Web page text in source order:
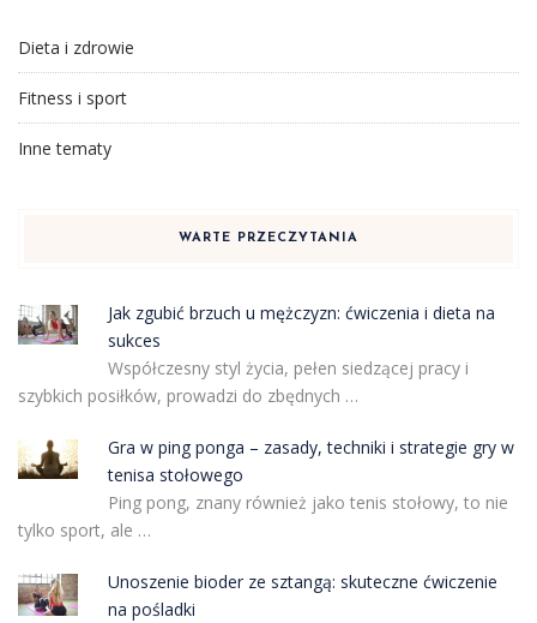
Dieta i zdrowie
Fitness i sport
Inne tematy
WARTE PRZECZYTANIA
Jak zgubić brzuch u mężczyzn: ćwiczenia i dieta na
sukces
Współczesny styl życia, pełen siedzącej pracy i
szybkich posiłków, prowadzi do zbędnych …
Gra w ping ponga – zasady, techniki i strategie gry w
tenisa stołowego
Ping pong, znany również jako tenis stołowy, to nie
tylko sport, ale …
Unoszenie bioder ze sztangą: skuteczne ćwiczenie
na pośladki